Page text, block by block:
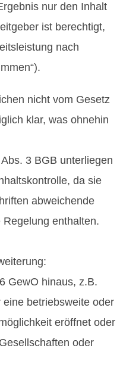
nur den Inhalt
ist berechtigt,
nach
nicht vom Gesetz
klar, was ohnehin
3 BGB unterliegen
da sie
abweichende
enthalten.
GewO hinaus, z.B.
betriebsweite oder
eröffnet oder
oder